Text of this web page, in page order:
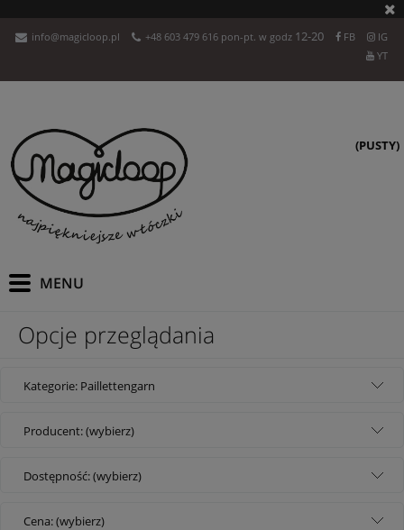
info@magicloop.pl +48 603 479 616 pon-pt. w godz 12-20 FB
IG
YT
(PUSTY)
Opcje przeglądania
Kategorie: Paillettengarn
Producent: (wybierz)
Dostępność: (wybierz)
Cena: (wybierz)